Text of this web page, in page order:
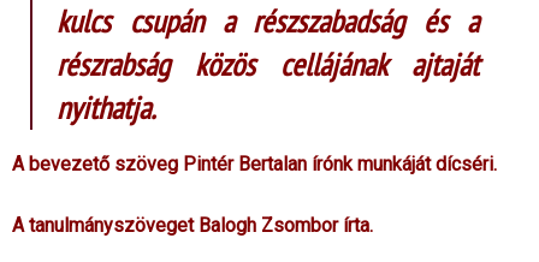
kulcs csupán a részszabadság és a
részrabság közös cellájának ajtaját
nyithatja.
A bevezető szöveg Pintér Bertalan írónk munkáját dícséri.
A tanulmányszöveget Balogh Zsombor írta.